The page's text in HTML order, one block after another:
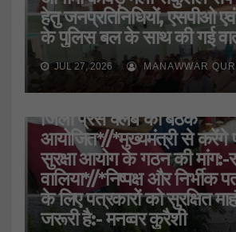
हेतु जनप्रतिनिधियों, एसपीओ
के पुलिस बल के साथ की गई
JUL 27, 2026 MANAWWAR
जिला प्रेस क्लब की बैठक
आयोजित*//*मुख्यमंत्री से करेंगे
सुरक्षा आयोग के गठन की मांग:-
वालिया*//*निष्पक्ष और निर्भीक
के लिए पत्रकारों को सुरक्षित
जरूरी है:- मनव्वर कुरैशी